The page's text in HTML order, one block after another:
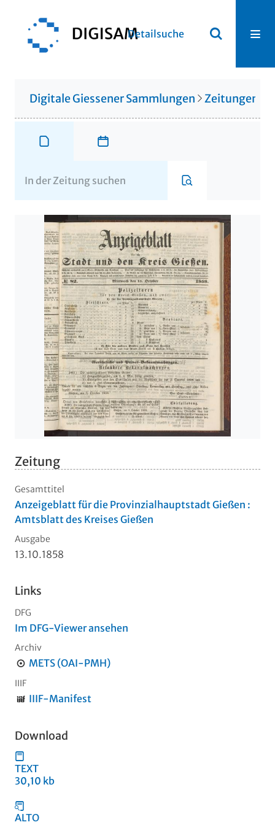
Detailsuche
Digitale Giessener Sammlungen Zeitungen
Zeitung
Gesamttitel
Anzeigeblatt für die Provinzialhauptstadt Gießen :
Amtsblatt des Kreises Gießen
Ausgabe
13.10.1858
Links
DFG
Im DFG-Viewer ansehen
Archiv
METS (OAI-PMH)
IIIF
IIIF-Manifest
Download
TEXT
30,10 kb
ALTO